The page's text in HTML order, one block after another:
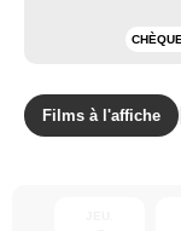
Films à l'affiche